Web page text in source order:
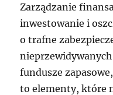
Zarządzanie
inwestowanie i
o trafne
fundusze
to elementy, które